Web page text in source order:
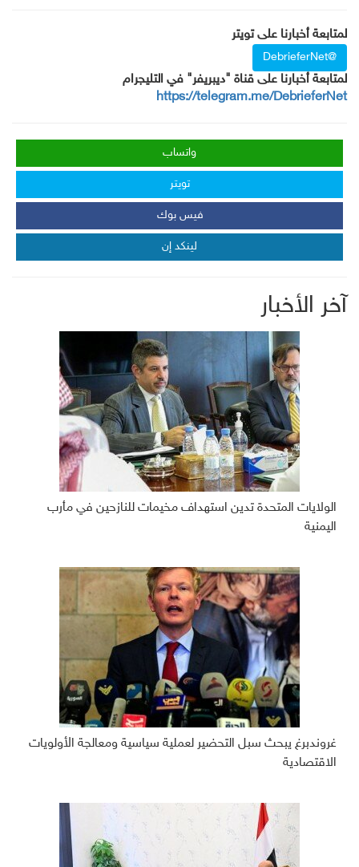
لمتابعة أخبارنا على تويتر
@DebrieferNet
لمتابعة أخبارنا على قناة "ديبريفر" في التليجرام
https://telegram.me/DebrieferNet
واتساب
تويتر
فيس بوك
لينكد إن
آخر الأخبار
الولايات المتحدة تدين استهداف مخيمات للنازحين في مأرب
اليمنية
غروندبرغ يبحث سبل التحضير لعملية سياسية ومعالجة الأولويات
الاقتصادية